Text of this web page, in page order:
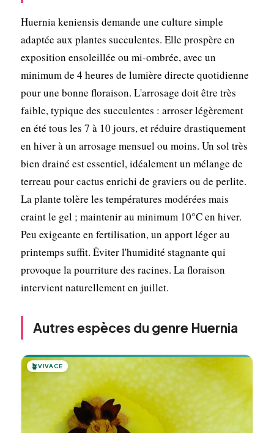
Huernia keniensis demande une culture simple
adaptée aux plantes succulentes. Elle prospère en
exposition ensoleillée ou mi-ombrée, avec un
minimum de 4 heures de lumière directe quotidienne
pour une bonne floraison. L'arrosage doit être très
faible, typique des succulentes : arroser légèrement
en été tous les 7 à 10 jours, et réduire drastiquement
en hiver à un arrosage mensuel ou moins. Un sol très
bien drainé est essentiel, idéalement un mélange de
terreau pour cactus enrichi de graviers ou de perlite.
La plante tolère les températures modérées mais
craint le gel ; maintenir au minimum 10°C en hiver.
Peu exigeante en fertilisation, un apport léger au
printemps suffit. Éviter l'humidité stagnante qui
provoque la pourriture des racines. La floraison
intervient naturellement en juillet.
Autres espèces du genre Huernia
🪴VIVACE